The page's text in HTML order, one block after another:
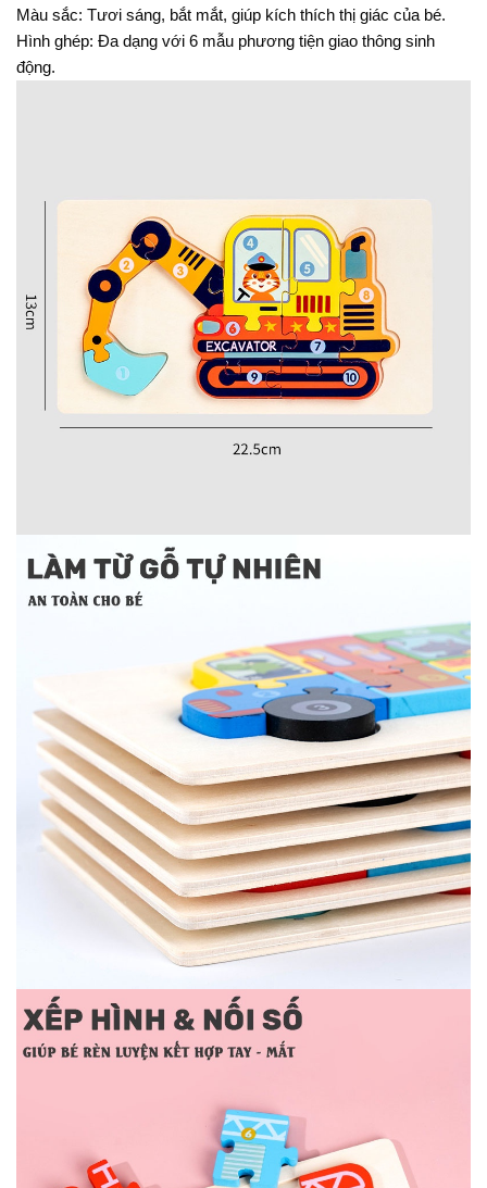
Màu sắc: Tươi sáng, bắt mắt, giúp kích thích thị giác của bé.
Hình ghép: Đa dạng với 6 mẫu phương tiện giao thông sinh
động.